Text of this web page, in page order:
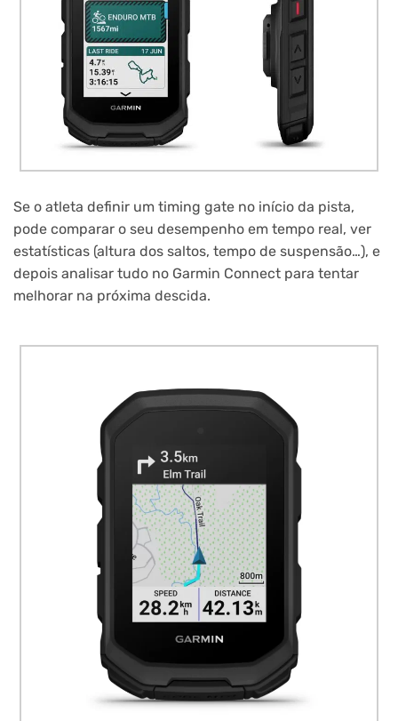
Se o atleta definir um timing gate no início da pista,
pode comparar o seu desempenho em tempo real, ver
estatísticas (altura dos saltos, tempo de suspensão…), e
depois analisar tudo no Garmin Connect para tentar
melhorar na próxima descida.